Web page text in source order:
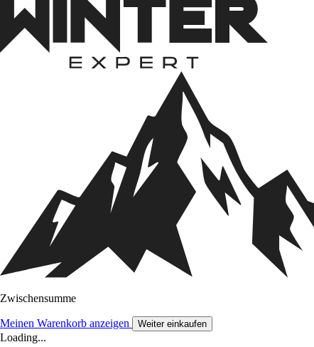
Zwischensumme
Meinen Warenkorb anzeigen Weiter einkaufen
Loading...